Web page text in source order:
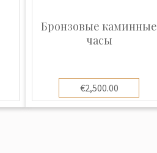
Бронзовые каминные
часы
€2,500.00